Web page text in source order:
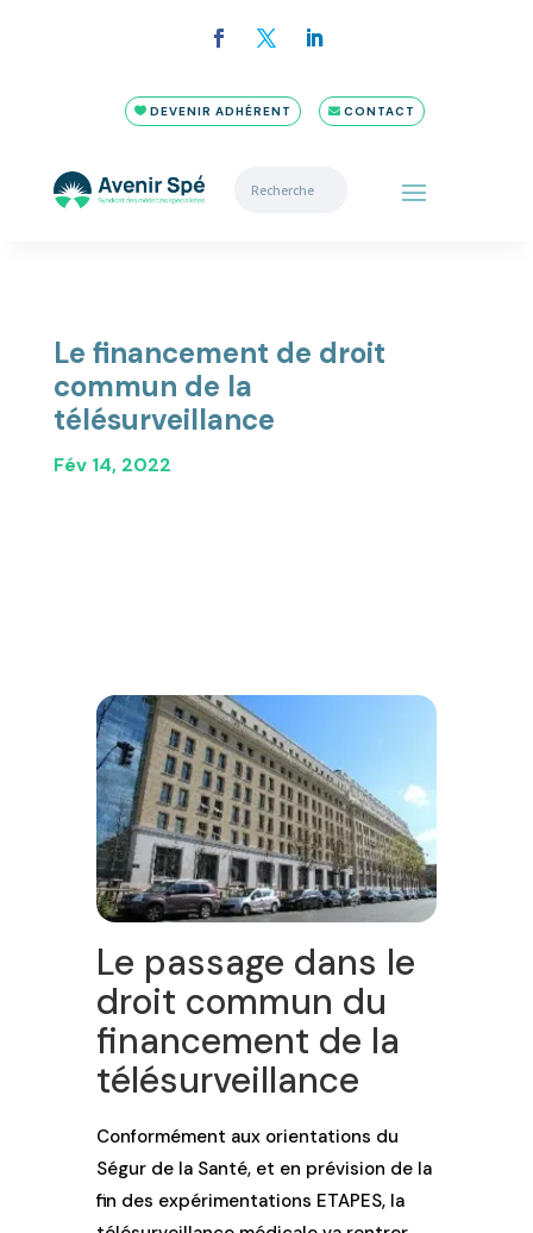
DEVENIR ADHÉRENT CONTACT
Le financement de droit
commun de la
télésurveillance
Fév 14, 2022
Le passage dans le
droit commun du
financement de la
télésurveillance
Conformément aux orientations du
Ségur de la Santé, et en prévision de la
fin des expérimentations ETAPES, la